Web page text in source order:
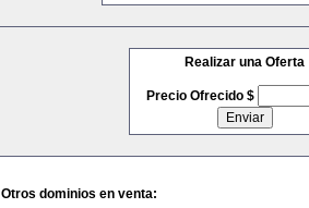
Realizar una Oferta
Precio Ofrecido $
Otros dominios en venta: